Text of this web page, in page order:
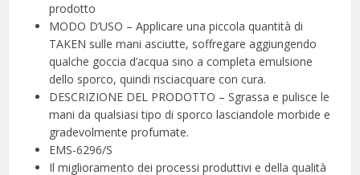
prodotto
MODO D’USO – Applicare una piccola quantità di
TAKEN sulle mani asciutte, soffregare aggiungendo
qualche goccia d’acqua sino a completa emulsione
dello sporco, quindi risciacquare con cura.
DESCRIZIONE DEL PRODOTTO – Sgrassa e pulisce le
mani da qualsiasi tipo di sporco lasciandole morbide e
gradevolmente profumate.
EMS-6296/S
Il miglioramento dei processi produttivi e della qualità